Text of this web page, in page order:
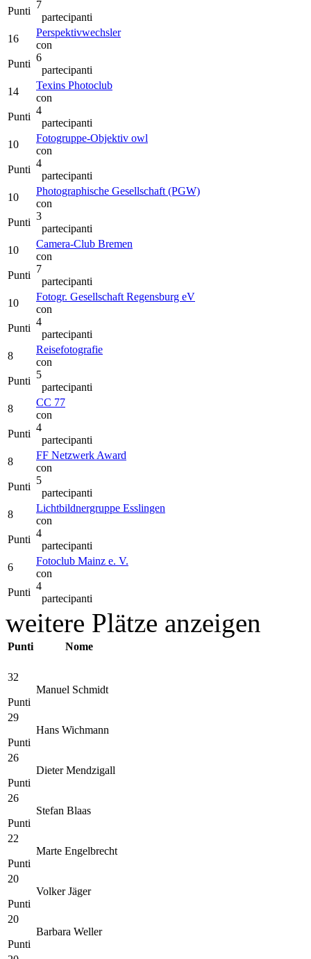
Punti
7
partecipanti
16
Punti
Perspektivwechsler
con
6
partecipanti
14
Punti
Texins Photoclub
con
4
partecipanti
10
Punti
Fotogruppe-Objektiv owl
con
4
partecipanti
10
Punti
Photographische Gesellschaft (PGW)
con
3
partecipanti
10
Punti
Camera-Club Bremen
con
7
partecipanti
10
Punti
Fotogr. Gesellschaft Regensburg eV
con
4
partecipanti
8
Punti
Reisefotografie
con
5
partecipanti
8
Punti
CC 77
con
4
partecipanti
8
Punti
FF Netzwerk Award
con
5
partecipanti
8
Punti
Lichtbildnergruppe Esslingen
con
4
partecipanti
6
Punti
Fotoclub Mainz e. V.
con
4
partecipanti
weitere Plätze anzeigen
Punti Nome
32
Punti
Manuel Schmidt
29
Punti
Hans Wichmann
26
Punti
Dieter Mendzigall
26
Punti
Stefan Blaas
22
Punti
Marte Engelbrecht
20
Punti
Volker Jäger
20
Punti
Barbara Weller